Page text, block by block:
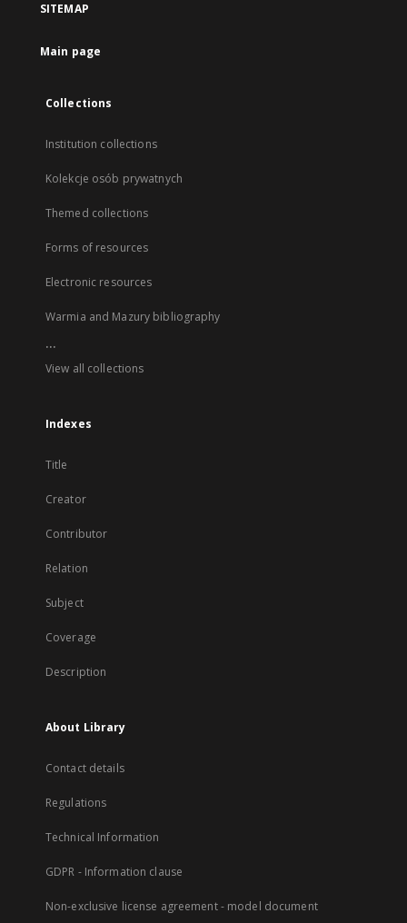
SITEMAP
Main page
Collections
Institution collections
Kolekcje osób prywatnych
Themed collections
Forms of resources
Electronic resources
Warmia and Mazury bibliography
...
View all collections
Indexes
Title
Creator
Contributor
Relation
Subject
Coverage
Description
About Library
Contact details
Regulations
Technical Information
GDPR - Information clause
Non-exclusive license agreement - model document